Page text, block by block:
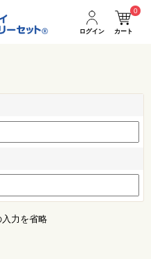
ログイン カート
0
力を省略